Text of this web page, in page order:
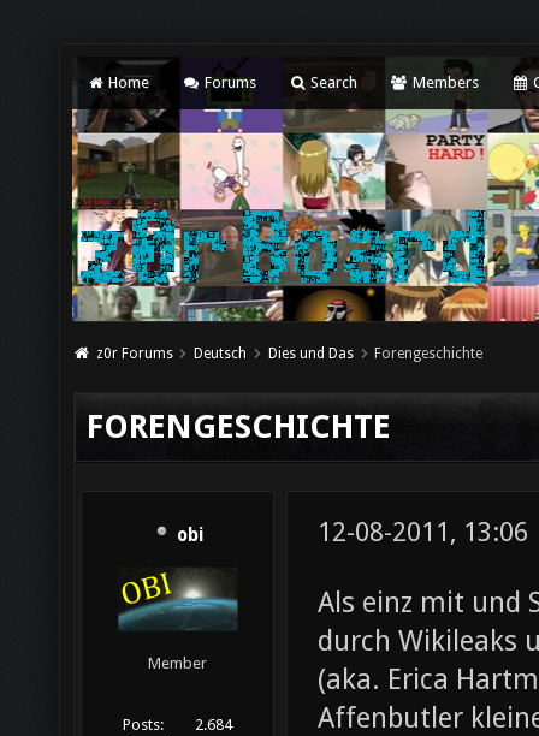
Home Forums Search Members
z0r Forums Deutsch Dies und Das Forengeschichte
FORENGESCHICHTE
obi
Member
Posts:
2.684
12-08-2011, 13:06
Als einz mit und
durch Wikileaks
(aka. Erica
Affenbutler